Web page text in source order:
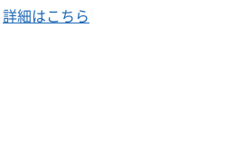
詳細はこちら